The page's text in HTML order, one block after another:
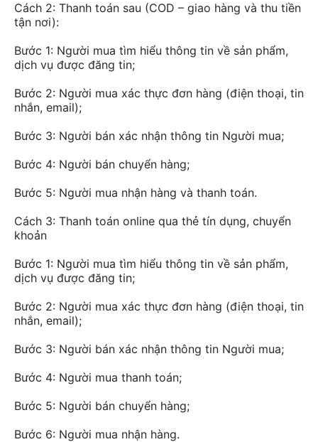
Cách 2: Thanh toán sau (COD – giao hàng và thu tiền
tận nơi):
Bước 1: Người mua tìm hiểu thông tin về sản phẩm,
dịch vụ được đăng tin;
Bước 2: Người mua xác thực đơn hàng (điện thoại, tin
nhắn, email);
Bước 3: Người bán xác nhận thông tin Người mua;
Bước 4: Người bán chuyển hàng;
Bước 5: Người mua nhận hàng và thanh toán.
Cách 3: Thanh toán online qua thẻ tín dụng, chuyển
khoản
Bước 1: Người mua tìm hiểu thông tin về sản phẩm,
dịch vụ được đăng tin;
Bước 2: Người mua xác thực đơn hàng (điện thoại, tin
nhắn, email);
Bước 3: Người bán xác nhận thông tin Người mua;
Bước 4: Người mua thanh toán;
Bước 5: Người bán chuyển hàng;
Bước 6: Người mua nhận hàng.